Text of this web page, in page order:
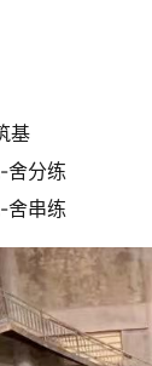
基
舍分练
舍串练